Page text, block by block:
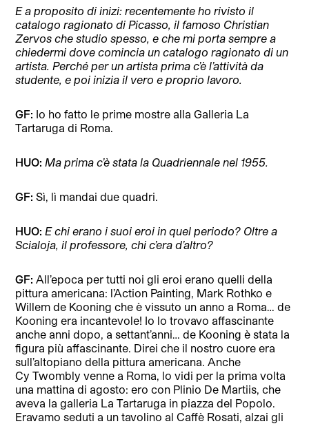
E a proposito di inizi: recentemente ho rivisto il
catalogo ragionato di Picasso, il famoso Christian
Zervos che studio spesso, e che mi porta sempre a
chiedermi dove comincia un catalogo ragionato di un
artista. Perché per un artista prima c’è l’attività da
studente, e poi inizia il vero e proprio lavoro.
GF: Io ho fatto le prime mostre alla Galleria La
Tartaruga di Roma.
HUO: Ma prima c’è stata la Quadriennale nel 1955.
GF:Sì, lì mandai due quadri.
HUO: E chi erano i suoi eroi in quel periodo? Oltre a
Scialoja, il professore, chi c’era d’altro?
GF: All’epoca per tutti noi gli eroi erano quelli della
pittura americana: l’Action Painting, Mark Rothko e
Willem de Kooning che è vissuto un anno a Roma… de
Kooning era incantevole! Io lo trovavo affascinante
anche anni dopo, a settant’anni… de Kooning è stata la
figura più affascinante. Direi che il nostro cuore era
sull’altopiano della pittura americana. Anche
Cy Twombly venne a Roma, lo vidi per la prima volta
una mattina di agosto: ero con Plinio De Martiis, che
aveva la galleria La Tartaruga in piazza del Popolo.
Eravamo seduti a un tavolino al Caffè Rosati, alzai gli